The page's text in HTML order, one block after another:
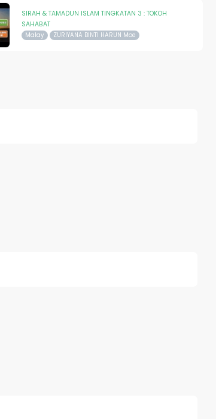
SIRAH & TAMADUN ISLAM TINGKATAN 3 : TOKOH
SAHABAT
Malay ZURIYANA BINTI HARUN Moe